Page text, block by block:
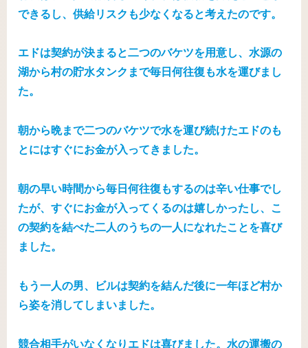
できるし、供給リスクも少なくなると考えたのです。
エドは契約が決まると二つのバケツを用意し、水源の
湖から村の貯水タンクまで毎日何往復も水を運びまし
た。
朝から晩まで二つのバケツで水を運び続けたエドのも
とにはすぐにお金が入ってきました。
朝の早い時間から毎日何往復もするのは辛い仕事でし
たが、すぐにお金が入ってくるのは嬉しかったし、こ
の契約を結べた二人のうちの一人になれたことを喜び
ました。
もう一人の男、ビルは契約を結んだ後に一年ほど村か
ら姿を消してしまいました。
競合相手がいなくなりエドは喜びました。水の運搬の